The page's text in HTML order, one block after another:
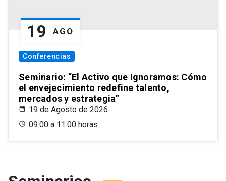
19 AGO
Conferencias
Seminario: “El Activo que Ignoramos: Cómo
el envejecimiento redefine talento,
mercados y estrategia”
19 de Agosto de 2026
09:00 a 11:00 horas